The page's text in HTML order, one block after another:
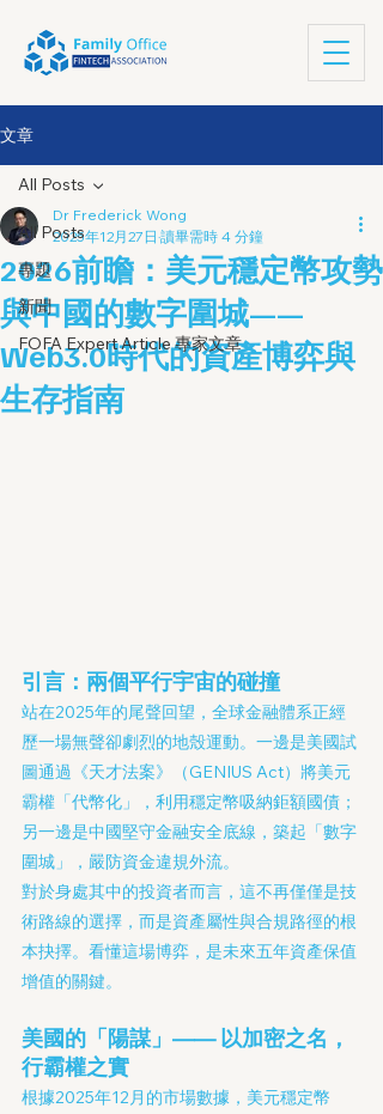
文章
All Posts
專題
新聞
FOFA Expert Article 專家文章
All Posts
2026前瞻：美元穩定幣攻勢
與中國的數字圍城——
Web3.0時代的資產博弈與
生存指南
Dr Frederick Wong
2025年12月27日 讀畢需時 4 分鐘
引言：兩個平行宇宙的碰撞
站在2025年的尾聲回望，全球金融體系正經
歷一場無聲卻劇烈的地殼運動。一邊是美國試
圖通過《天才法案》（GENIUS Act）將美元
霸權「代幣化」，利用穩定幣吸納鉅額國債；
另一邊是中國堅守金融安全底線，築起「數字
圍城」，嚴防資金違規外流。
對於身處其中的投資者而言，這不再僅僅是技
術路線的選擇，而是資產屬性與合規路徑的根
本抉擇。看懂這場博弈，是未來五年資產保值
增值的關鍵。
美國的「陽謀」—— 以加密之名，
行霸權之實
根據2025年12月的市場數據，美元穩定幣